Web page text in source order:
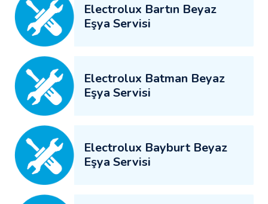
Electrolux Bartın Beyaz
Eşya Servisi
Electrolux Batman Beyaz
Eşya Servisi
Electrolux Bayburt Beyaz
Eşya Servisi